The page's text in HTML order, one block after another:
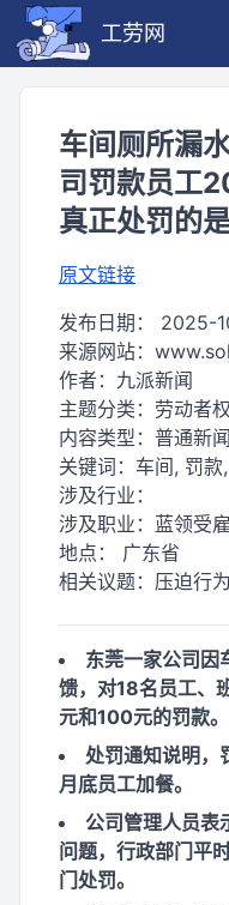
工劳网
车间厕所漏
司罚款员工
真正处罚的
原文链接
发布日期： 2025-
来源网站：
作者： 九派新闻
主题分类： 劳动者
内容类型： 普通新
关键词： 车间, 罚
涉及行业：
涉及职业： 蓝领受
地点： 广东省
相关议题： 压迫行
东莞一家公司因
馈，对18名员工、
元和100元的罚款。
处罚通知说明，
月底员工加餐。
公司管理人员表
问题，行政部门平
门处罚。